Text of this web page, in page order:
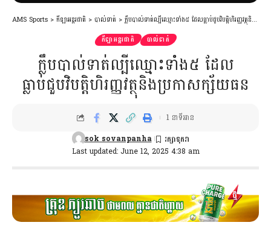
AMS Sports > កីឡាអន្តរជាតិ > បាល់ទាត់ > ក្លឹបបាល់ទាត់ល្បីឈ្មោះទាំង៥ ដែលធ្លាប់ជួបវិបត្តិហិរញ្ញវត្ថុនិងប្រកាសក្ស័យធន
កីឡាអន្តរជាតិ បាល់ទាត់
ក្លឹបបាល់ទាត់ល្បីឈ្មោះទាំង៥ ដែល
ធ្លាប់ជួបវិបត្តិហិរញ្ញវត្ថុនិងប្រកាសក្ស័យធន
Last updated: June 12, 2025 4:38 am
sok sovanpanha
1 នាទីអាន